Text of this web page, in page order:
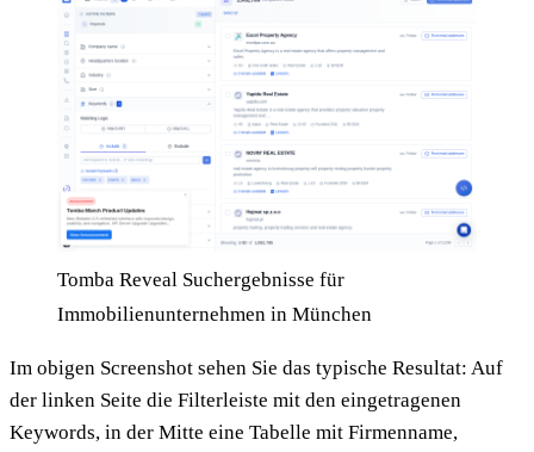
Tomba Reveal Suchergebnisse für
Immobilienunternehmen in München
Im obigen Screenshot sehen Sie das typische Resultat: Auf
der linken Seite die Filterleiste mit den eingetragenen
Keywords, in der Mitte eine Tabelle mit Firmenname,